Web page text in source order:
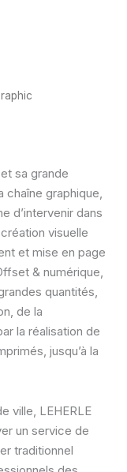
sa grande
graphique,
d’intervenir dans
visuelle
et mise en page
& numérique,
quantités,
de la
la réalisation de
jusqu’à la
ville, LEHERLE
un service de
traditionnel